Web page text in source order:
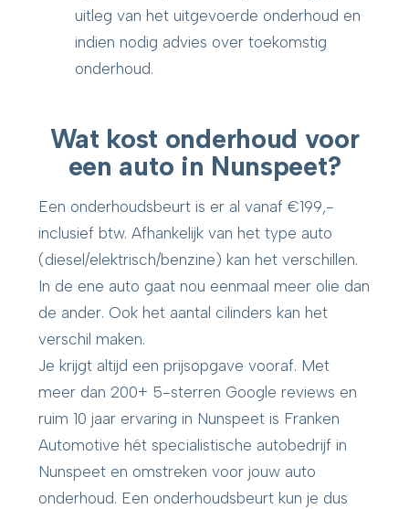
uitleg van het uitgevoerde onderhoud en
indien nodig advies over toekomstig
onderhoud.
Wat kost onderhoud voor
een auto in Nunspeet?
Een onderhoudsbeurt is er al vanaf €199,-
inclusief btw. Afhankelijk van het type auto
(diesel/elektrisch/benzine) kan het verschillen.
In de ene auto gaat nou eenmaal meer olie dan
de ander. Ook het aantal cilinders kan het
verschil maken.
Je krijgt altijd een prijsopgave vooraf. Met
meer dan 200+ 5-sterren Google reviews en
ruim 10 jaar ervaring in Nunspeet is Franken
Automotive hét specialistische autobedrijf in
Nunspeet en omstreken voor jouw auto
onderhoud. Een onderhoudsbeurt kun je dus